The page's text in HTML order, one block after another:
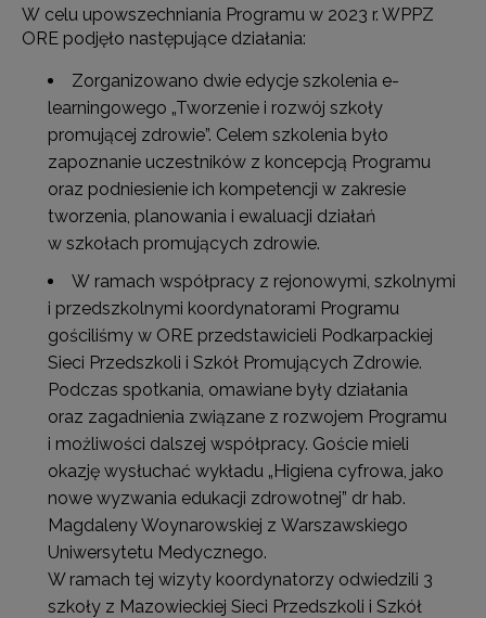
W celu upowszechniania Programu w 2023 r. WPPZ
ORE podjęło następujące działania:
Zorganizowano dwie edycje szkolenia e-
learningowego „Tworzenie i rozwój szkoły
promującej zdrowie”. Celem szkolenia było
zapoznanie uczestników z koncepcją Programu
oraz podniesienie ich kompetencji w zakresie
tworzenia, planowania i ewaluacji działań
w szkołach promujących zdrowie.
W ramach współpracy z rejonowymi, szkolnymi
i przedszkolnymi koordynatorami Programu
gościliśmy w ORE przedstawicieli Podkarpackiej
Sieci Przedszkoli i Szkół Promujących Zdrowie.
Podczas spotkania, omawiane były działania
oraz zagadnienia związane z rozwojem Programu
i możliwości dalszej współpracy. Goście mieli
okazję wysłuchać wykładu „Higiena cyfrowa, jako
nowe wyzwania edukacji zdrowotnej” dr hab.
Magdaleny Woynarowskiej z Warszawskiego
Uniwersytetu Medycznego.
W ramach tej wizyty koordynatorzy odwiedzili 3
szkoły z Mazowieckiej Sieci Przedszkoli i Szkół